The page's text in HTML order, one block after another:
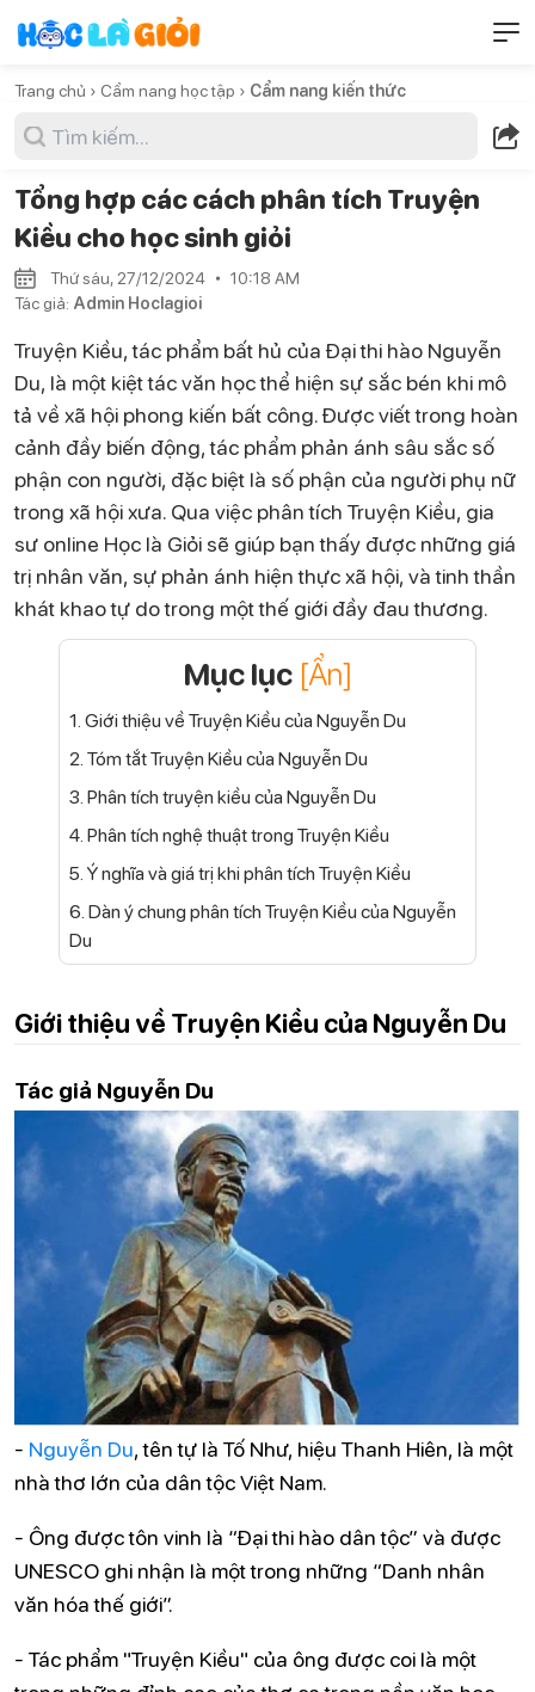
Trang chủ › Cẩm nang học tập › Cẩm nang kiến thức
Tổng hợp các cách phân tích Truyện
Kiều cho học sinh giỏi
Thứ sáu, 27/12/2024
10:18 AM
Tác giả: Admin Hoclagioi
Truyện Kiều, tác phẩm bất hủ của Đại thi hào Nguyễn
Du, là một kiệt tác văn học thể hiện sự sắc bén khi mô
tả về xã hội phong kiến bất công. Được viết trong hoàn
cảnh đầy biến động, tác phẩm phản ánh sâu sắc số
phận con người, đặc biệt là số phận của người phụ nữ
trong xã hội xưa. Qua việc phân tích Truyện Kiều, gia
sư online Học là Giỏi sẽ giúp bạn thấy được những giá
trị nhân văn, sự phản ánh hiện thực xã hội, và tinh thần
khát khao tự do trong một thế giới đầy đau thương.
Mục lục [Ẩn]
1. Giới thiệu về Truyện Kiều của Nguyễn Du
2. Tóm tắt Truyện Kiều của Nguyễn Du
3. Phân tích truyện kiều của Nguyễn Du
4. Phân tích nghệ thuật trong Truyện Kiều
5. Ý nghĩa và giá trị khi phân tích Truyện Kiều
6. Dàn ý chung phân tích Truyện Kiều của Nguyễn
Du
Giới thiệu về Truyện Kiều của Nguyễn Du
Tác giả Nguyễn Du
- Nguyễn Du, tên tự là Tố Như, hiệu Thanh Hiên, là một
nhà thơ lớn của dân tộc Việt Nam.
- Ông được tôn vinh là “Đại thi hào dân tộc” và được
UNESCO ghi nhận là một trong những “Danh nhân
văn hóa thế giới”.
- Tác phẩm "Truyện Kiều" của ông được coi là một